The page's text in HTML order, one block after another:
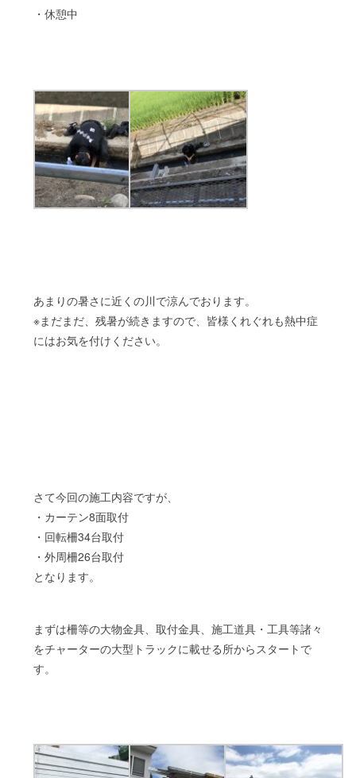
・休憩中
あまりの暑さに近くの川で涼んでおります。
※まだまだ、残暑が続きますので、皆様くれぐれも熱中症
にはお気を付けください。
さて今回の施工内容ですが、
・カーテン8面取付
・回転柵34台取付
・外周柵26台取付
となります。
まずは柵等の大物金具、取付金具、施工道具・工具等諸々
をチャーターの大型トラックに載せる所からスタートで
す。